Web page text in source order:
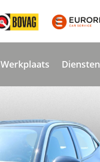
Werkplaats Diensten